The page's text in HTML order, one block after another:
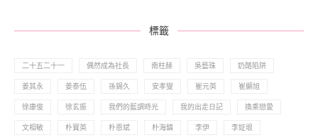
標籤
二十五二十一 偶然成為社長 南柱赫 吳藝珠 奶酪陷阱
姜其永 姜泰伍 孫錫久 安孝燮 崔元英 崔顯旭
徐康俊 徐玄振 我們的藍調時光 我的出走日記 換乘戀愛
文相敏 朴寶英 朴恩斌 朴海鎮 李伊 李姃垠